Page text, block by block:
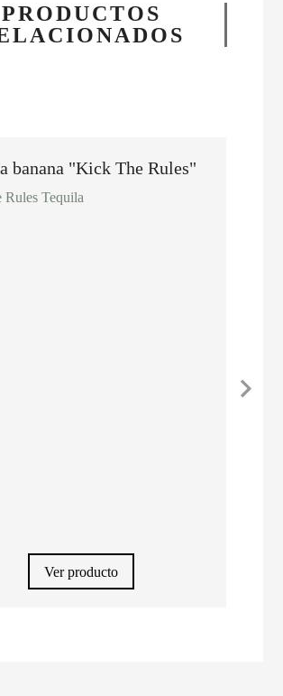
PRODUCTOS
banana "Kick The Rules"
Tequila
Ver producto